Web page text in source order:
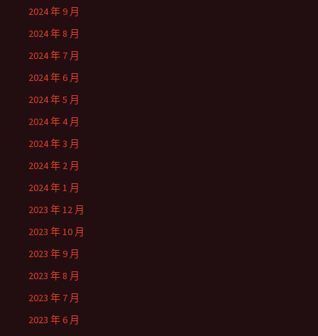
2024 年 9 月
2024 年 8 月
2024 年 7 月
2024 年 6 月
2024 年 5 月
2024 年 4 月
2024 年 3 月
2024 年 2 月
2024 年 1 月
2023 年 12 月
2023 年 10 月
2023 年 9 月
2023 年 8 月
2023 年 7 月
2023 年 6 月